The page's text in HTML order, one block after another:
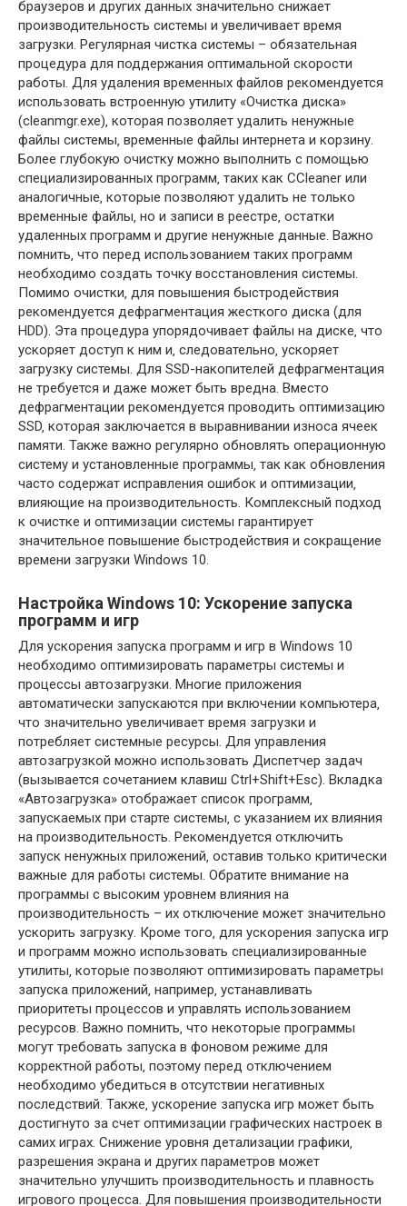
браузеров и других данных значительно снижает
производительность системы и увеличивает время
загрузки. Регулярная чистка системы – обязательная
процедура для поддержания оптимальной скорости
работы. Для удаления временных файлов рекомендуется
использовать встроенную утилиту «Очистка диска»
(cleanmgr.exe)‚ которая позволяет удалить ненужные
файлы системы‚ временные файлы интернета и корзину.
Более глубокую очистку можно выполнить с помощью
специализированных программ‚ таких как CCleaner или
аналогичные‚ которые позволяют удалить не только
временные файлы‚ но и записи в реестре‚ остатки
удаленных программ и другие ненужные данные. Важно
помнить‚ что перед использованием таких программ
необходимо создать точку восстановления системы.
Помимо очистки‚ для повышения быстродействия
рекомендуется дефрагментация жесткого диска (для
HDD). Эта процедура упорядочивает файлы на диске‚ что
ускоряет доступ к ним и‚ следовательно‚ ускоряет
загрузку системы. Для SSD-накопителей дефрагментация
не требуется и даже может быть вредна. Вместо
дефрагментации рекомендуется проводить оптимизацию
SSD‚ которая заключается в выравнивании износа ячеек
памяти. Также важно регулярно обновлять операционную
систему и установленные программы‚ так как обновления
часто содержат исправления ошибок и оптимизации‚
влияющие на производительность. Комплексный подход
к очистке и оптимизации системы гарантирует
значительное повышение быстродействия и сокращение
времени загрузки Windows 10.
Настройка Windows 10: Ускорение запуска
программ и игр
Для ускорения запуска программ и игр в Windows 10
необходимо оптимизировать параметры системы и
процессы автозагрузки. Многие приложения
автоматически запускаются при включении компьютера‚
что значительно увеличивает время загрузки и
потребляет системные ресурсы. Для управления
автозагрузкой можно использовать Диспетчер задач
(вызывается сочетанием клавиш Ctrl+Shift+Esc). Вкладка
«Автозагрузка» отображает список программ‚
запускаемых при старте системы‚ с указанием их влияния
на производительность. Рекомендуется отключить
запуск ненужных приложений‚ оставив только критически
важные для работы системы. Обратите внимание на
программы с высоким уровнем влияния на
производительность – их отключение может значительно
ускорить загрузку. Кроме того‚ для ускорения запуска игр
и программ можно использовать специализированные
утилиты‚ которые позволяют оптимизировать параметры
запуска приложений‚ например‚ устанавливать
приоритеты процессов и управлять использованием
ресурсов. Важно помнить‚ что некоторые программы
могут требовать запуска в фоновом режиме для
корректной работы‚ поэтому перед отключением
необходимо убедиться в отсутствии негативных
последствий. Также‚ ускорение запуска игр может быть
достигнуто за счет оптимизации графических настроек в
самих играх. Снижение уровня детализации графики‚
разрешения экрана и других параметров может
значительно улучшить производительность и плавность
игрового процесса. Для повышения производительности